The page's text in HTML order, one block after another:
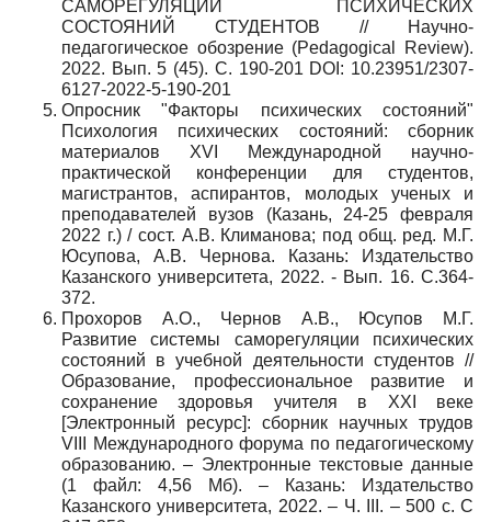
САМОРЕГУЛЯЦИИ ПСИХИЧЕСКИХ
СОСТОЯНИЙ СТУДЕНТОВ // Научно-
педагогическое обозрение (Pedagogical Review).
2022. Вып. 5 (45). С. 190-201 DOI: 10.23951/2307-
6127-2022-5-190-201
Опросник "Факторы психических состояний"
Психология психических состояний: сборник
материалов XVI Международной научно-
практической конференции для студентов,
магистрантов, аспирантов, молодых ученых и
преподавателей вузов (Казань, 24-25 февраля
2022 г.) / сост. А.В. Климанова; под общ. ред. М.Г.
Юсупова, А.В. Чернова. Казань: Издательство
Казанского университета, 2022. - Вып. 16. С.364-
372.
Прохоров А.О., Чернов А.В., Юсупов М.Г.
Развитие системы саморегуляции психических
состояний в учебной деятельности студентов //
Образование, профессиональное развитие и
сохранение здоровья учителя в XXI веке
[Электронный ресурс]: сборник научных трудов
VIII Международного форума по педагогическому
образованию. – Электронные текстовые данные
(1 файл: 4,56 Мб). – Казань: Издательство
Казанского университета, 2022. – Ч. III. – 500 с. C